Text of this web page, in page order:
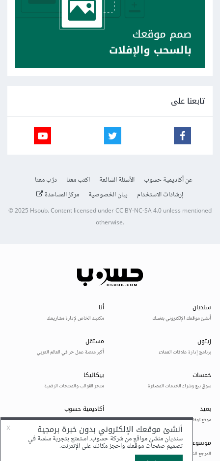
تابعنا على
عن أكاديمية حسوب الأسئلة الشائعة اكتب معنا
درّب معنا
إرشادات الاستخدام
بيان الخصوصية مركز المساعدة
© 2025Hsoub.Content licensed underCC BY-NC-SA 4.0unless mentioned
otherwise.